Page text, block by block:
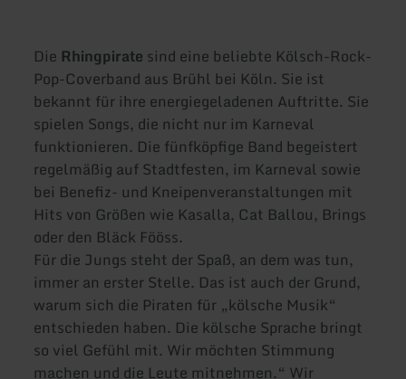
Die Rhingpirate sind eine beliebte Kölsch-Rock-
Pop-Coverband aus Brühl bei Köln. Sie ist
bekannt für ihre energiegeladenen Auftritte. Sie
spielen Songs, die nicht nur im Karneval
funktionieren. Die fünfköpfige Band begeistert
regelmäßig auf Stadtfesten, im Karneval sowie
bei Benefiz- und Kneipenveranstaltungen mit
Hits von Größen wie Kasalla, Cat Ballou, Brings
oder den Bläck Fööss.
Für die Jungs steht der Spaß, an dem was tun,
immer an erster Stelle. Das ist auch der Grund,
warum sich die Piraten für „kölsche Musik“
entschieden haben. Die kölsche Sprache bringt
so viel Gefühl mit. Wir möchten Stimmung
machen und die Leute mitnehmen.“ Wir